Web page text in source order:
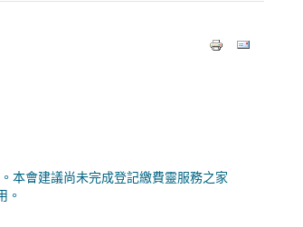
本會建議尚未完成登記繳費靈服務之家
。